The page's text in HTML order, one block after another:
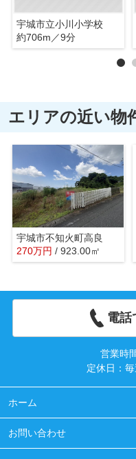
宇城市立小川小学校
約706m／9分
エリアの近い物
宇城市不知火町高良
270万円 / 923.00㎡
電話
営業時
定休日：
ホーム
お問い合わせ